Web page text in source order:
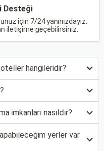
Desteği
için 7/24 yanınızdayız.
iletişime geçebilirsiniz.
hangileridir?
imkanları nasıldır?
yerler var